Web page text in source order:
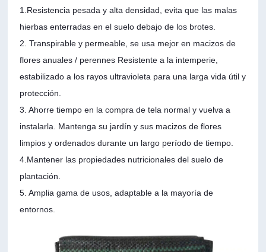
1.Resistencia pesada y alta densidad, evita que las malas
hierbas enterradas en el suelo debajo de los brotes.
2. Transpirable y permeable, se usa mejor en macizos de
flores anuales / perennes Resistente a la intemperie,
estabilizado a los rayos ultravioleta para una larga vida útil y
protección.
3. Ahorre tiempo en la compra de tela normal y vuelva a
instalarla. Mantenga su jardín y sus macizos de flores
limpios y ordenados durante un largo período de tiempo.
4.Mantener las propiedades nutricionales del suelo de
plantación.
5. Amplia gama de usos, adaptable a la mayoría de
entornos.